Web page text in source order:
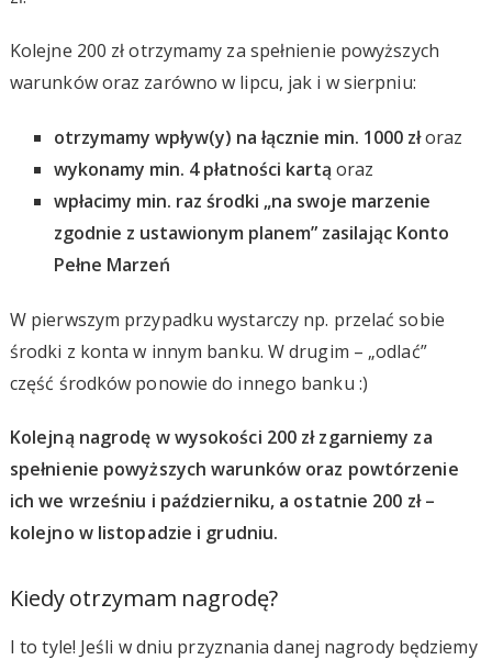
Kolejne 200 zł otrzymamy za spełnienie powyższych
warunków oraz zarówno w lipcu, jak i w sierpniu:
otrzymamy wpływ(y) na łącznie min. 1000 złoraz
wykonamy min. 4 płatności kartą oraz
wpłacimy min. raz środki „na swoje marzenie
zgodnie z ustawionym planem” zasilając Konto
Pełne Marzeń
W pierwszym przypadku wystarczy np. przelać sobie
środki z konta w innym banku. W drugim – „odlać”
część środków ponowie do innego banku :)
Kolejną nagrodę w wysokości 200 zł zgarniemy za
spełnienie powyższych warunków oraz powtórzenie
ich we wrześniu i październiku, a ostatnie 200 zł –
kolejno w listopadzie i grudniu.
Kiedy otrzymam nagrodę?
I to tyle! Jeśli w dniu przyznania danej nagrody będziemy